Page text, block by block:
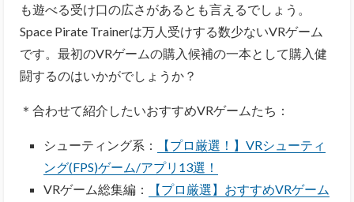
も遊べる受け口の広さがあるとも言えるでしょう。
Space Pirate Trainerは万人受けする数少ないVRゲーム
です。最初のVRゲームの購入候補の一本として購入健
闘するのはいかがでしょうか？
＊合わせて紹介したいおすすめVRゲームたち：
シューティング系：
【プロ厳選！】VRシューティ
ング(FPS)ゲーム/アプリ13選！
VRゲーム総集編：
【プロ厳選】おすすめVRゲーム